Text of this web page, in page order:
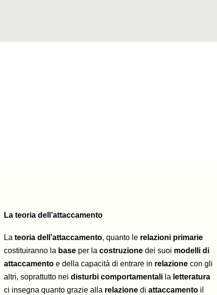
La teoria dell’attaccamento
La teoria dell’attaccamento, quanto le relazioni primarie
costituiranno la base per la costruzione dei suoi modelli di
attaccamentoe della capacità di entrare in relazione con gli
altri, soprattutto nei disturbi comportamentalila letteratura
ci insegna quanto grazie alla relazione di attaccamento il